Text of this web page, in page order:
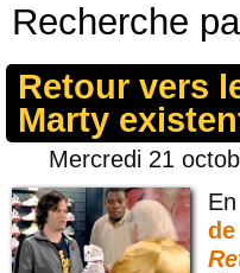
Recherche
Retour vers
Marty
Mercredi 21